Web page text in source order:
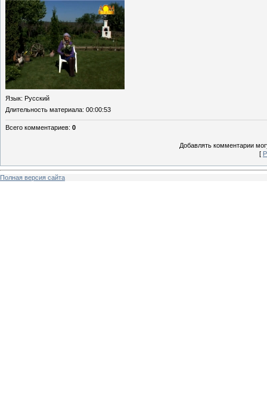
Язык: Русский
Длительность материала: 00:00:53
Всего комментариев: 0
Добавлять комментарии
[
Полная версия сайта